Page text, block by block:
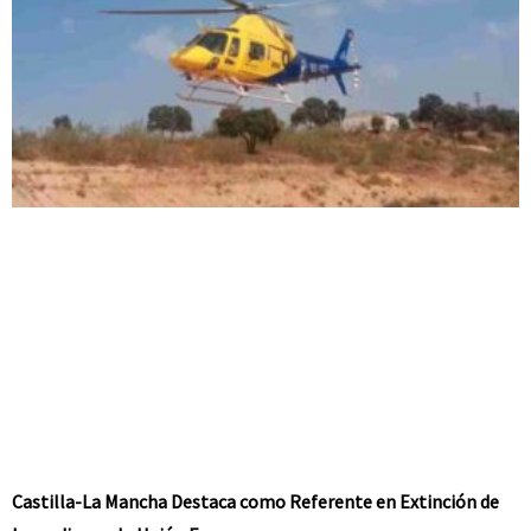
Castilla-La Mancha Destaca como Referente en Extinción de